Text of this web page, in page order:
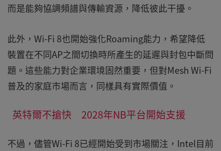
而是能夠協調頻譜與傳輸資源，降低彼此干擾。
此外，Wi-Fi 8也開始強化Roaming能力，希望降低
裝置在不同AP之間切換時所產生的延遲與封包中斷問
題。這些能力對企業環境固然重要，但對Mesh Wi-Fi
普及的家庭市場而言，同樣具有實際價值。
英特爾不搶快 2028年NB平台開始支援
不過，儘管Wi-Fi 8已經開始受到市場關注，Intel目前